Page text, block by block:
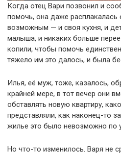
Когда отец Вари позвонил и
помочь, она даже расплакалась
возможным — и своя кухня, и
малыша, и никаких больше
копили, чтобы помочь
тяжело им это далось, и была
Илья, её муж, тоже, казалось,
крайней мере, в тот вечер они
обставлять новую квартиру,
представляли, как наконец-то
жилье это было невозможно по
Но что-то изменилось. Варя не